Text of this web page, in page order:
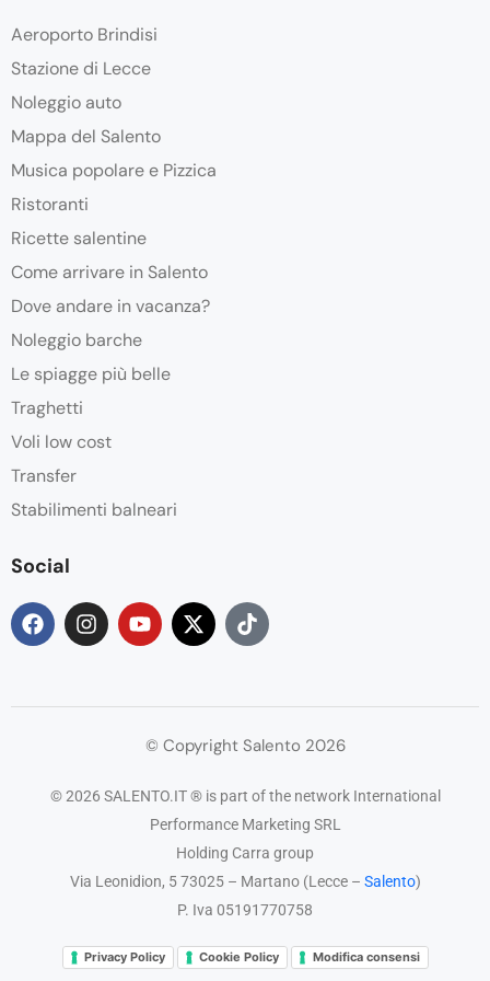
Aeroporto Brindisi
Stazione di Lecce
Noleggio auto
Mappa del Salento
Musica popolare e Pizzica
Ristoranti
Ricette salentine
Come arrivare in Salento
Dove andare in vacanza?
Noleggio barche
Le spiagge più belle
Traghetti
Voli low cost
Transfer
Stabilimenti balneari
Social
© Copyright Salento 2026
© 2026 SALENTO.IT ® is part of the network International
Performance Marketing SRL
Holding Carra group
Via Leonidion, 5 73025 – Martano (Lecce – Salento)
P. Iva 05191770758
Privacy Policy Cookie Policy Modifica consensi